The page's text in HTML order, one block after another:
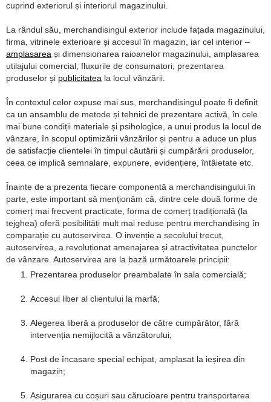
cuprind exteriorul și interiorul magazinului.
La rândul său, merchandisingul exterior include fațada magazinului,
firma, vitrinele exterioare și accesul în magazin, iar cel interior –
amplasarea și dimensionarea raioanelor magazinului, amplasarea
utilajului comercial, fluxurile de consumatori, prezentarea
produselor și publicitatea la locul vânzării.
În contextul celor expuse mai sus, merchandisingul poate fi definit
ca un ansamblu de metode și tehnici de prezentare activă, în cele
mai bune condiții materiale și psihologice, a unui produs la locul de
vânzare, în scopul optimizării vânzărilor și pentru a aduce un plus
de satisfacție clientelei în timpul căutării și cumpărării produselor,
ceea ce implică semnalare, expunere, evidențiere, întâietate etc.
Înainte de a prezenta fiecare componentă a merchandisingului în
parte, este important să menționăm că, dintre cele două forme de
comerț mai frecvent practicate, forma de comerț tradițională (la
tejghea) oferă posibilități mult mai reduse pentru merchandising în
comparație cu autoservirea. O invenție a secolului trecut,
autoservirea, a revoluționat amenajarea și atractivitatea punctelor
de vânzare. Autoservirea are la bază următoarele principii:
Prezentarea produselor preambalate în sala comercială;
Accesul liber al clientului la marfă;
Alegerea liberă a produselor de către cumpărător, fără
intervenția nemijlocită a vânzătorului;
Post de încasare special echipat, amplasat la ieșirea din
magazin;
Asigurarea cu coșuri sau cărucioare pentru transportarea